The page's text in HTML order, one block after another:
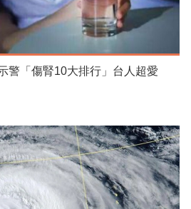
警「傷腎10大排行」台人超愛